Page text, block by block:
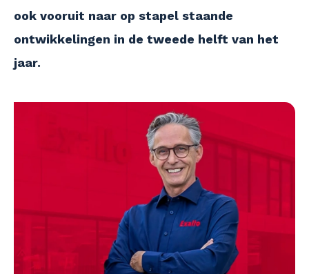
ook vooruit naar op stapel staande
ontwikkelingen in de tweede helft van het
jaar.